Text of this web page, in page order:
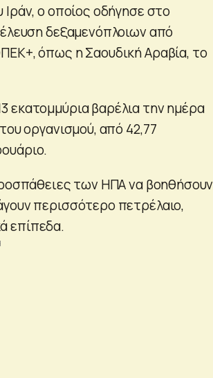
ο οποίος οδήγησε στο
δεξαμενόπλοιων από
όπως η Σαουδική Αραβία, το
εκατομμύρια βαρέλια την ημέρα
οργανισμού, από 42,77
των ΗΠΑ να βοηθήσουν
περισσότερο πετρέλαιο,
επίπεδα.